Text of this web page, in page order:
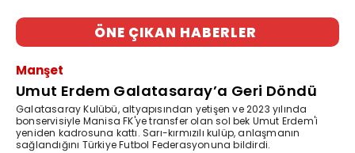
ÖNE ÇIKAN HABERLER
Manşet
Umut Erdem Galatasaray’a Geri Döndü
Galatasaray Kulübü, altyapısından yetişen ve 2023 yılında
bonservisiyle Manisa FK'ye transfer olan sol bek Umut Erdem'i
yeniden kadrosuna kattı. Sarı-kırmızılı kulüp, anlaşmanın
sağlandığını Türkiye Futbol Federasyonuna bildirdi.